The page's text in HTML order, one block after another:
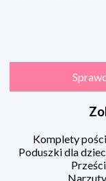
Komplety
Poduszki dla